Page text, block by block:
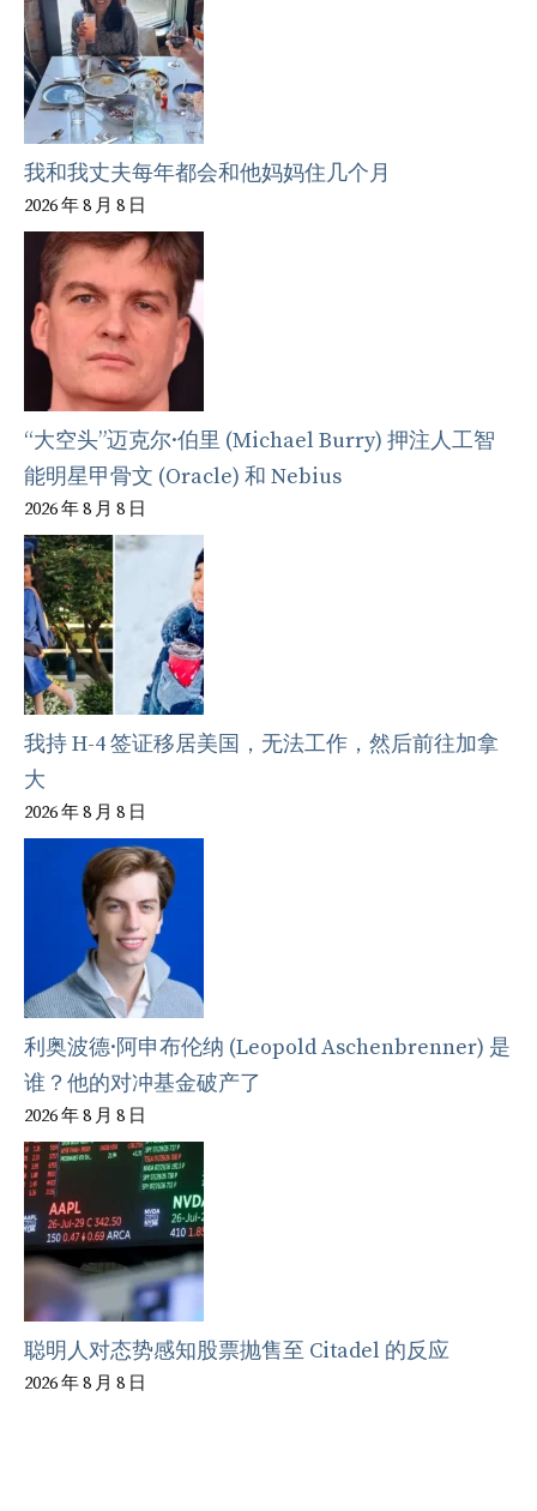
我和我丈夫每年都会和他妈妈住几个月
2026 年 8 月 8 日
“大空头”迈克尔·伯里 (Michael Burry) 押注人工智
能明星甲骨文 (Oracle) 和 Nebius
2026 年 8 月 8 日
我持 H-4 签证移居美国，无法工作，然后前往加拿
大
2026 年 8 月 8 日
利奥波德·阿申布伦纳 (Leopold Aschenbrenner) 是
谁？他的对冲基金破产了
2026 年 8 月 8 日
聪明人对态势感知股票抛售至 Citadel 的反应
2026 年 8 月 8 日